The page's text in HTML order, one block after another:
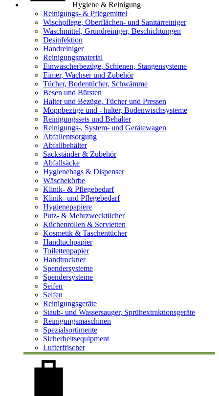
Hygiene & Reinigung
Reinigungs- & Pflegemittel
Wischpflege, Oberflächen- und Sanitärreiniger
Waschmittel, Grundreiniger, Beschichtungen
Desinfektion
Handreiniger
Reinigungsmaterial
Einwascherbezüge, Schienen, Stangensysteme
Eimer, Wachser und Zubehör
Tücher, Bodentücher, Schwämme
Besen und Bürsten
Halter und Bezüge, Tücher und Pressen
Moppbezüge und - halter, Bodenwischsysteme
Reinigungssets und Behälter
Reinigungs-, System- und Gerätewagen
Abfallentsorgung
Abfallbehälter
Sackständer & Zubehör
Abfallsäcke
Hygienebags & Dispenser
Wäschekörbe
Klinik- & Pflegebedarf
Klinik- und Pflegebedarf
Hygienepapiere
Putz- & Mehrzwecktücher
Küchenrollen & Servietten
Kosmetik & Taschentücher
Handtuchpapier
Toilettenpapier
Handtrockner
Spendersysteme
Spendersysteme
Seifen
Seifen
Reinigungsgeräte
Staub- und Wassersauger, Sprühextraktionsgeräte
Reinigungsmaschinen
Spezialsortimente
Sicherheitsequipment
Lufterfrischer